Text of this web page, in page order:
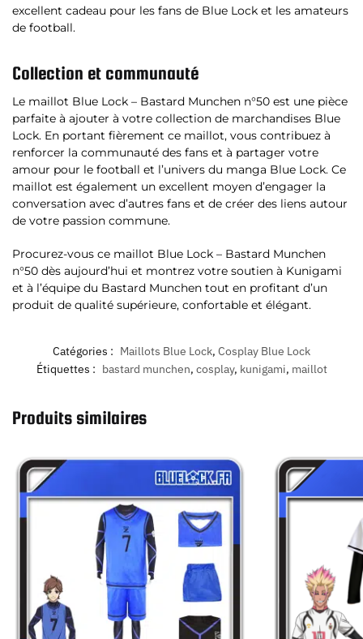
excellent cadeau pour les fans de Blue Lock et les amateurs
de football.
Collection et communauté
Le maillot Blue Lock – Bastard Munchen n°50 est une pièce
parfaite à ajouter à votre collection de marchandises Blue
Lock. En portant fièrement ce maillot, vous contribuez à
renforcer la communauté des fans et à partager votre
amour pour le football et l’univers du manga Blue Lock. Ce
maillot est également un excellent moyen d’engager la
conversation avec d’autres fans et de créer des liens autour
de votre passion commune.
Procurez-vous ce maillot Blue Lock – Bastard Munchen
n°50 dès aujourd’hui et montrez votre soutien à Kunigami
et à l’équipe du Bastard Munchen tout en profitant d’un
produit de qualité supérieure, confortable et élégant.
Catégories : Maillots Blue Lock, Cosplay Blue Lock
Étiquettes : bastard munchen, cosplay, kunigami, maillot
Produits similaires